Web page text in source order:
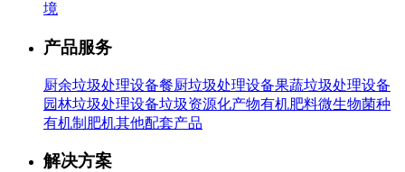
境
产品服务
厨余垃圾处理设备餐厨垃圾处理设备果蔬垃圾处理设备
园林垃圾处理设备垃圾资源化产物有机肥料微生物菌种
有机制肥机其他配套产品
解决方案